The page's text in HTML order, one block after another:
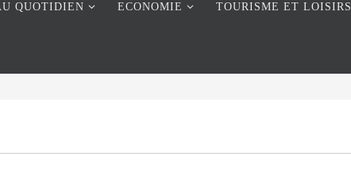
QUOTIDIEN ECONOMIE TOURISME ET LOISIRS